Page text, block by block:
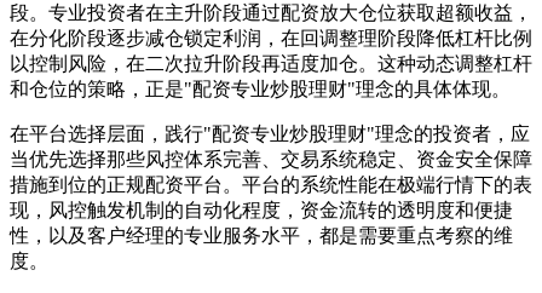
段。专业投资者在主升阶段通过配资放大仓位获取超额收益，
在分化阶段逐步减仓锁定利润，在回调整理阶段降低杠杆比例
以控制风险，在二次拉升阶段再适度加仓。这种动态调整杠杆
和仓位的策略，正是"配资专业炒股理财"理念的具体体现。
在平台选择层面，践行"配资专业炒股理财"理念的投资者，应
当优先选择那些风控体系完善、交易系统稳定、资金安全保障
措施到位的正规配资平台。平台的系统性能在极端行情下的表
现，风控触发机制的自动化程度，资金流转的透明度和便捷
性，以及客户经理的专业服务水平，都是需要重点考察的维
度。